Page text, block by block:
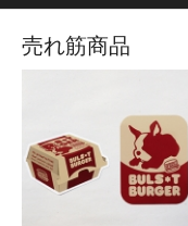
売れ筋商品